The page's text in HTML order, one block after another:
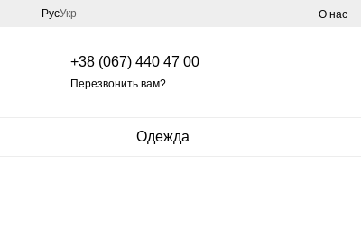
Перейти к основному контенту
РусУкр О нас
+38 (067) 440 47 00
Перезвонить вам?
Одежда